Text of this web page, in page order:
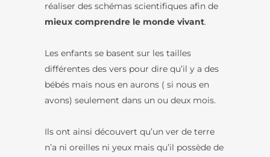
réaliser des schémas scientifiques afin de
mieux comprendre le monde vivant.
Les enfants se basent sur les tailles
différentes des vers pour dire qu’il y a des
bébés mais nous en aurons ( si nous en
avons) seulement dans un ou deux mois.
Ils ont ainsi découvert qu’un ver de terre
n’a ni oreilles ni yeux mais qu’il possède de